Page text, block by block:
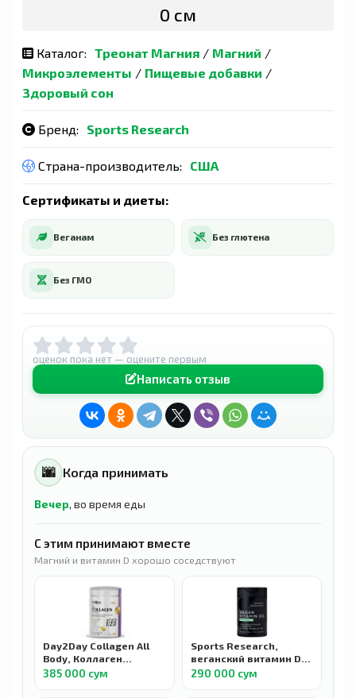
0 сӯм
Каталог: Треонат Магния / Магний /
Микроэлементы / Пищевые добавки /
Здоровый сон
Бренд: Sports Research
Страна-производитель: США
Сертификаты и диеты:
Веганам Без глютена
Без ГМО
оценок пока нет — оцените первым
Написать отзыв
🌆 Когда принимать
Вечер, во время еды
С этим принимают вместе
Магний и витамин D хорошо соседствуют
Day2Day Collagen All
Body, Коллаген
пептиды тип 1-2-3 с D3
и K2, 300 г
385 000 сум
Sports Research,
веганский витамин D3,
125 мкг (5000 МЕ), 60
растительных капсул
290 000 сум